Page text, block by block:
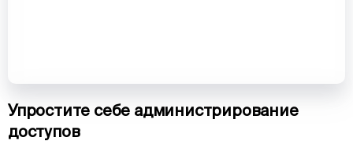
Упростите себе администрирование
доступов